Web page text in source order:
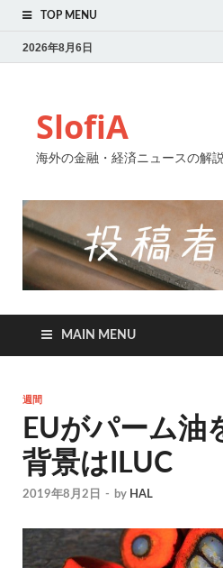
TOP MENU
2026年8月6日
SlofiA
海外の金融・経済ニュースの解
MAIN MENU
週間
EUがパーム油
背景はILUC
2019年8月2日 - by HAL